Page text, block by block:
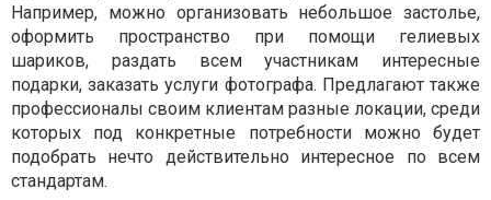
Например, можно организовать небольшое застолье,
оформить пространство при помощи гелиевых
шариков, раздать всем участникам интересные
подарки, заказать услуги фотографа. Предлагают также
профессионалы своим клиентам разные локации, среди
которых под конкретные потребности можно будет
подобрать нечто действительно интересное по всем
стандартам.